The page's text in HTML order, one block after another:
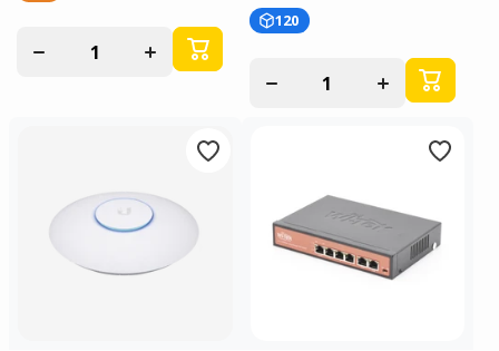
cantidad
Aumentar
cantidad
para
120
cantidad
Aumentar
cantidad
para